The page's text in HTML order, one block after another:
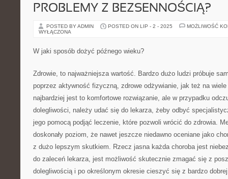
PROBLEMY Z BEZSENNOŚCIĄ?
POSTED BY ADMIN POSTED ON LIP - 2 - 2025
MOŻLIWOŚĆ
WYŁĄCZONA
W jaki sposób dożyć późnego wieku?
Zdrowie, to najważniejsza wartość. Bardzo dużo ludzi próbuje
poprzez aktywność fizyczną, zdrowe odżywianie, jak też na
najbardziej jest to komfortowe rozwiązanie, ale w przypadku
dolegliwości, należy udać się do lekarza, żeby odbyć
jego pomocą podjąć leczenie, które pozwoli wrócić do zdrowia.
doskonały poziom, że nawet jeszcze niedawno oceniane jako
z dużo lepszym skutkiem. Rzecz jasna każda choroba jest
do zaleceń lekarza, jest możliwość skutecznie zmagać się z
dolegliwością i po określonym okresie cieszyć się z bardzo